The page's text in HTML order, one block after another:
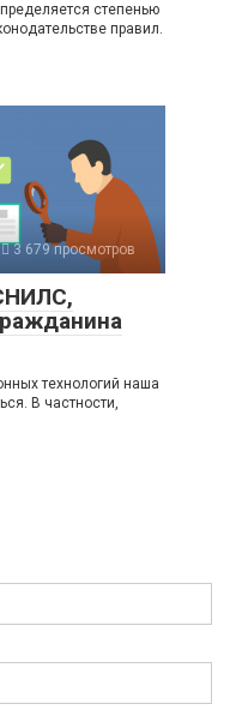
степенью
правил.
3 679 просмотров
технологий наша
В частности,